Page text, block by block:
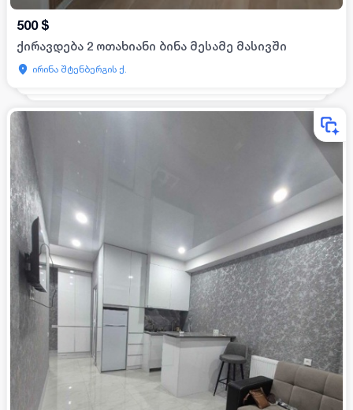
500 $
ქირავდება 2 ოთახიანი ბინა მესამე მასივში
ირინა შტენბერგის ქ.